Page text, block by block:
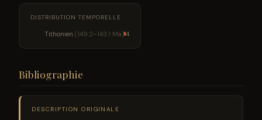
DISTRIBUTION TEMPORELLE
Tithonien (149.2–143.1 Ma) 4
Bibliographie
DESCRIPTION ORIGINALE